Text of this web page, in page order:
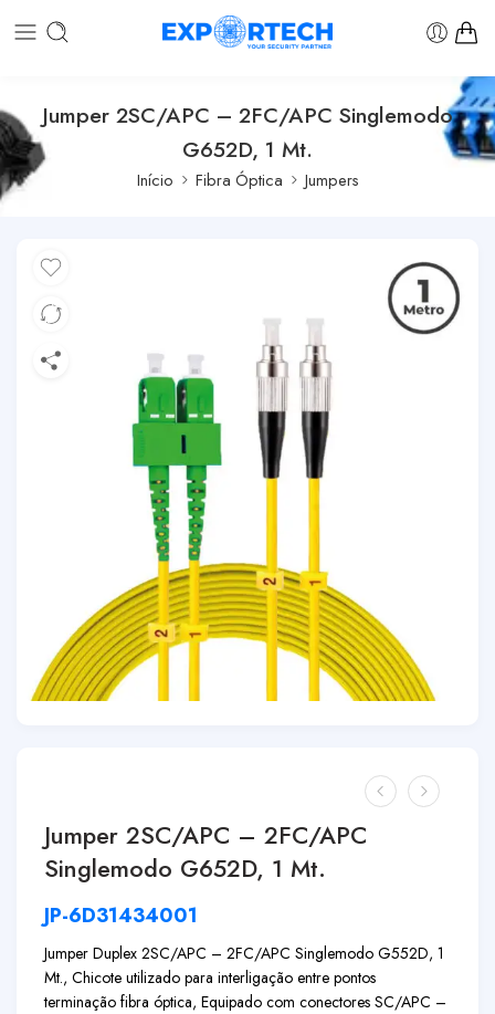
Jumper 2SC/APC – 2FC/APC Singlemodo
G652D, 1 Mt.
Início Fibra Óptica Jumpers
Jumper 2SC/APC – 2FC/APC
Singlemodo G652D, 1 Mt.
JP-6D31434001
Jumper Duplex 2SC/APC – 2FC/APC Singlemodo G552D, 1
Mt., Chicote utilizado para interligação entre pontos
terminação fibra óptica, Equipado com conectores SC/APC –